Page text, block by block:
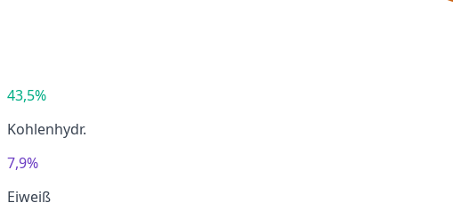
43,5%
Kohlenhydr.
7,9%
Eiweiß